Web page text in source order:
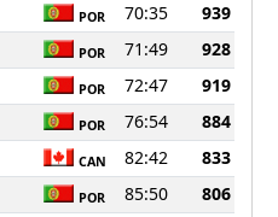
POR 70:35
939
POR 71:49
928
POR 72:47
919
POR 76:54
884
CAN 82:42
833
POR 85:50
806